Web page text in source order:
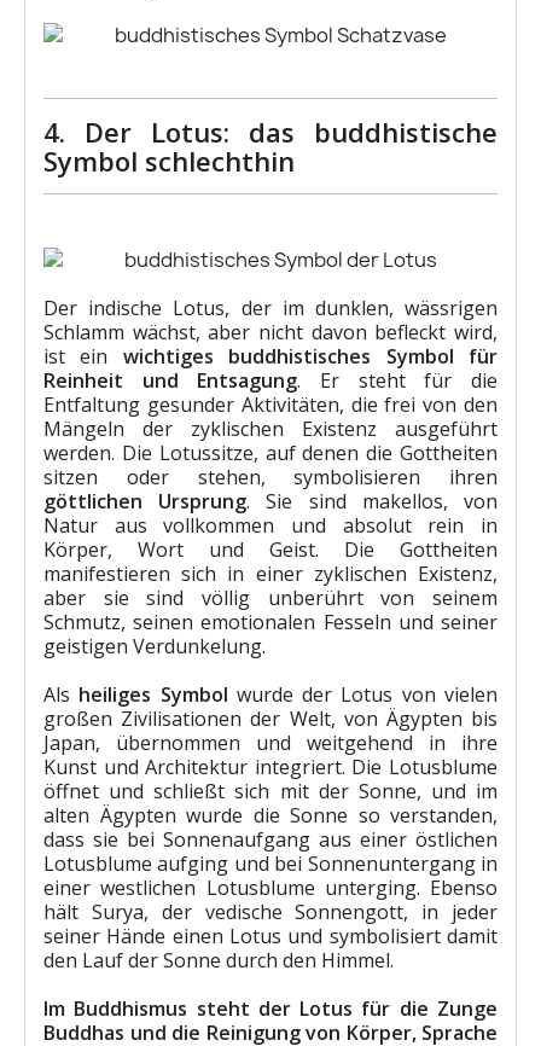
4. Der Lotus: das buddhistische
Symbol schlechthin
Der indische Lotus, der im dunklen, wässrigen
Schlamm wächst, aber nicht davon befleckt wird,
ist ein wichtiges buddhistisches Symbol für
Reinheit und Entsagung. Er steht für die
Entfaltung gesunder Aktivitäten, die frei von den
Mängeln der zyklischen Existenz ausgeführt
werden. Die Lotussitze, auf denen die Gottheiten
sitzen oder stehen, symbolisieren ihren
göttlichen Ursprung. Sie sind makellos, von
Natur aus vollkommen und absolut rein in
Körper, Wort und Geist. Die Gottheiten
manifestieren sich in einer zyklischen Existenz,
aber sie sind völlig unberührt von seinem
Schmutz, seinen emotionalen Fesseln und seiner
geistigen Verdunkelung.
Als heiliges Symbol wurde der Lotus von vielen
großen Zivilisationen der Welt, von Ägypten bis
Japan, übernommen und weitgehend in ihre
Kunst und Architektur integriert. Die Lotusblume
öffnet und schließt sich mit der Sonne, und im
alten Ägypten wurde die Sonne so verstanden,
dass sie bei Sonnenaufgang aus einer östlichen
Lotusblume aufging und bei Sonnenuntergang in
einer westlichen Lotusblume unterging. Ebenso
hält Surya, der vedische Sonnengott, in jeder
seiner Hände einen Lotus und symbolisiert damit
den Lauf der Sonne durch den Himmel.
Im Buddhismus steht der Lotus für die Zunge
Buddhas und die Reinigung von Körper, Sprache